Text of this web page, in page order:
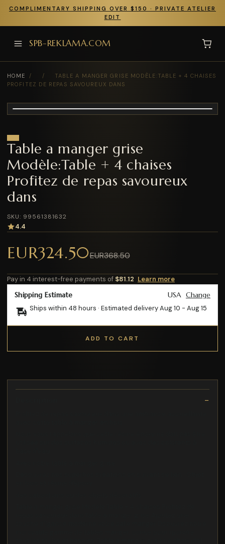
COMPLIMENTARY SHIPPING OVER $150 · PRIVATE ATELIER
EDIT
SPB-REKLAMA.COM
HOME / /
TABLE A MANGER GRISE MODÈLE:TABLE + 4 CHAISES
PROFITEZ DE REPAS SAVOUREUX DANS
Table a manger grise
Modèle:Table + 4 chaises
Profitez de repas savoureux
dans
SKU: 99561381632
4.4
EUR324.50EUR368.50
Pay in 4 interest-free payments of $81.12 Learn more
Shipping Estimate USA Change
Ships within 48 hours · Estimated deliveryAug 10 - Aug 15
ADD TO CART